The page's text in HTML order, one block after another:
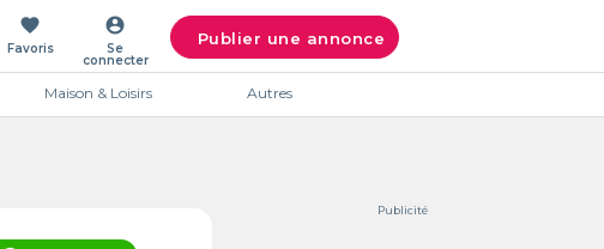
favorite
Favoris
account_circle
Se
connecter
Publier une annonce
Maison & Loisirs Autres
Publicité